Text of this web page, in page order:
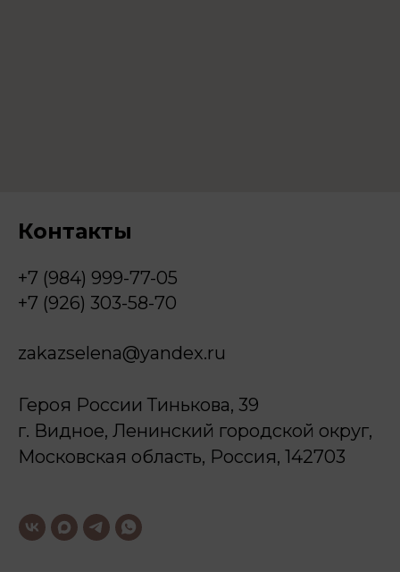
Контакты
+7 (984) 999-77-05
+7 (926) 303-58-70
zakazselena@yandex.ru
Героя России Тинькова, 39
г. Видное, Ленинский городской округ,
Московская область, Россия, 142703